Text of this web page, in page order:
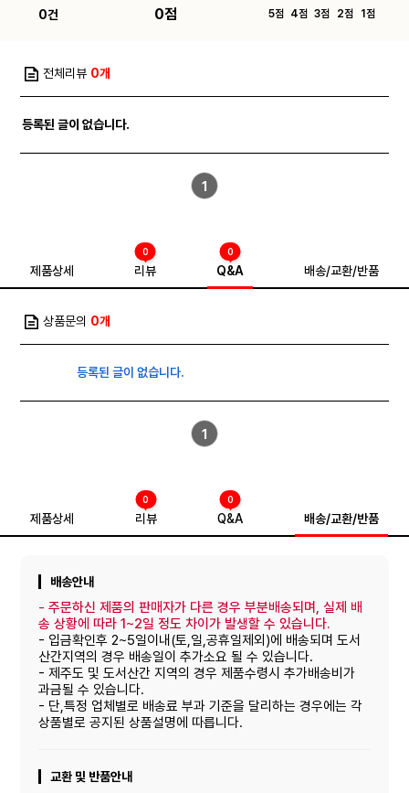
0건 0점 5점 4점 3점 2점 1점
전체리뷰 0개
등록된 글이 없습니다.
1
제품상세 리뷰
0
Q&A
0
배송/교환/반품
상품문의 0개
등록된 글이 없습니다.
1
제품상세 리뷰
0
Q&A
0
배송/교환/반품
배송안내
-주문하신 제품의 판매자가 다른 경우 부분배송되며, 실제 배
송 상황에 따라 1~2일 정도 차이가 발생할 수 있습니다.
- 입금확인후 2~5일이내(토,일,공휴일제외)에 배송되며 도서
산간지역의 경우 배송일이 추가소요 될 수 있습니다.
- 제주도 및 도서산간 지역의 경우 제품수령시 추가배송비가
과금될 수 있습니다.
- 단,특정 업체별로 배송료 부과 기준을 달리하는 경우에는 각
상품별로 공지된 상품설명에 따릅니다.
교환 및 반품안내